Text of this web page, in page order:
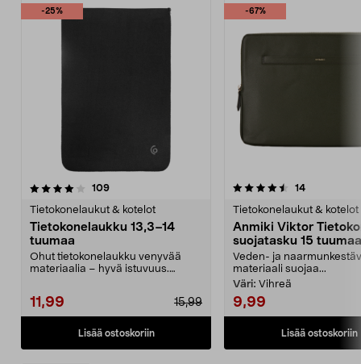
-25%
109arvostelut
Tietokonelaukut & kotelot
Tietokonelaukku 13,3–14
tuumaa
Ohut tietokonelaukku venyvää
materiaalia – hyvä istuvuus.
11,99 15,99
Lisää ostoskoriin
-67%
4.5 viidestä
14arvostelut
Tietokonelaukut & kotelot
Anmiki Viktor
suojatasku 15
yleiskäyttöinen
Veden- ja
materiaali suojaa...
Väri: Vihreä
9,99
Lisää ostoskoriin
4.0 viidestä